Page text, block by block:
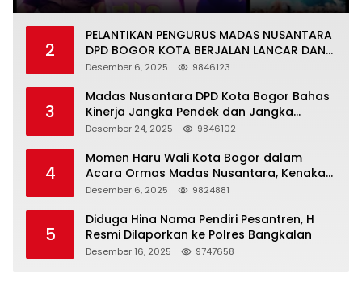
2
PELANTIKAN PENGURUS MADAS NUSANTARA
DPD BOGOR KOTA BERJALAN LANCAR DAN
KHIDMAT
Desember 6, 2025 9846123
3
Madas Nusantara DPD Kota Bogor Bahas
Kinerja Jangka Pendek dan Jangka
Panjang
Desember 24, 2025 9846102
4
Momen Haru Wali Kota Bogor dalam
Acara Ormas Madas Nusantara, Kenakan
Peci Hitam Tinggi sebagai Simbol
Desember 6, 2025 9824881
5
Diduga Hina Nama Pendiri Pesantren, H
Resmi Dilaporkan ke Polres Bangkalan
Desember 16, 2025 9747658